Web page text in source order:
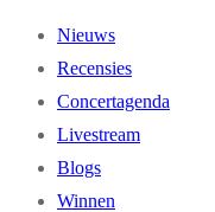
Nieuws
Recensies
Concertagenda
Livestream
Blogs
Winnen